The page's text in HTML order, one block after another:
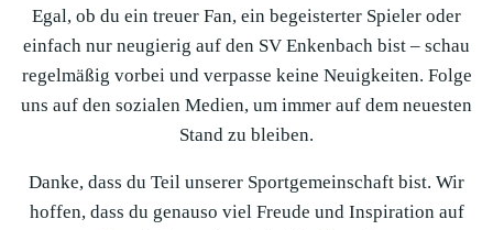
Egal, ob du ein treuer Fan, ein begeisterter Spieler oder
einfach nur neugierig auf den SV Enkenbach bist – schau
regelmäßig vorbei und verpasse keine Neuigkeiten. Folge
uns auf den sozialen Medien, um immer auf dem neuesten
Stand zu bleiben.
Danke, dass du Teil unserer Sportgemeinschaft bist. Wir
hoffen, dass du genauso viel Freude und Inspiration auf